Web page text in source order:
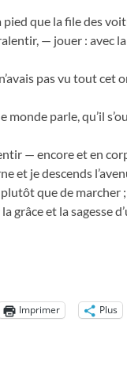
pied que la file des
— jouer : avec
pas vu tout cet
monde parle, qu’il
— encore et en
et je descends
que de marcher ;
grâce et la sagesse
Imprimer Plus